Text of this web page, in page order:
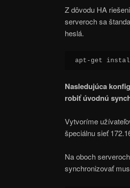
Z dôvodu HA
serveroch sa
heslá.
apt-get
Nasledujúca
robiť úvodnú
Vytvoríme
špeciálnu sieť
Na oboch
synchronizovať